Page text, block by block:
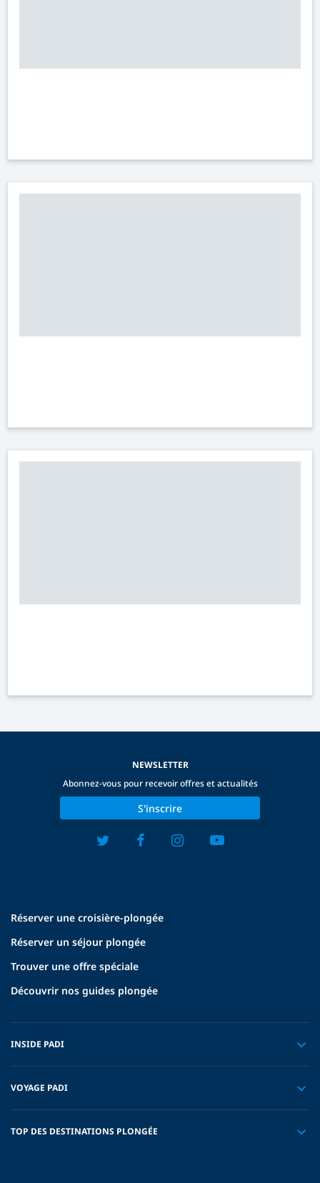
Réserver une croisière-plongée
Réserver un séjour plongée
Trouver une offre spéciale
Découvrir nos guides plongée
INSIDE PADI
VOYAGE PADI
TOP DES DESTINATIONS PLONGÉE
NEWSLETTER
Abonnez-vous pour recevoir offres et actualités
S'inscrire